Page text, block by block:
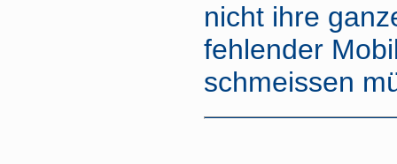
nicht ihre
fehlender
schmeissen